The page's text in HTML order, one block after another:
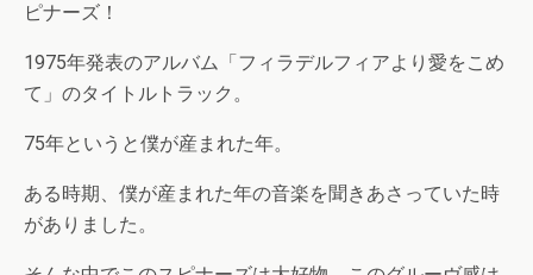
ピナーズ！
1975年発表のアルバム「フィラデルフィアより愛をこめ
て」のタイトルトラック。
75年というと僕が産まれた年。
ある時期、僕が産まれた年の音楽を聞きあさっていた時
がありました。